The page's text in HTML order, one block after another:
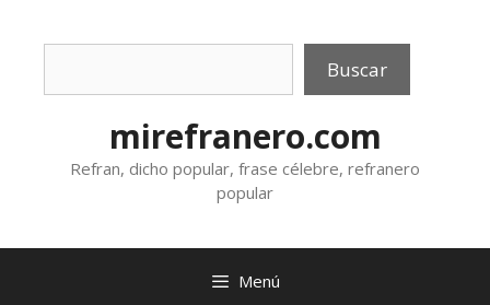
Buscar
mirefranero.com
Refran, dicho popular, frase célebre, refranero
popular
Menú